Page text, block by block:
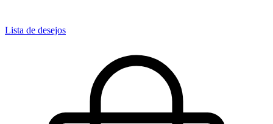
Lista de desejos